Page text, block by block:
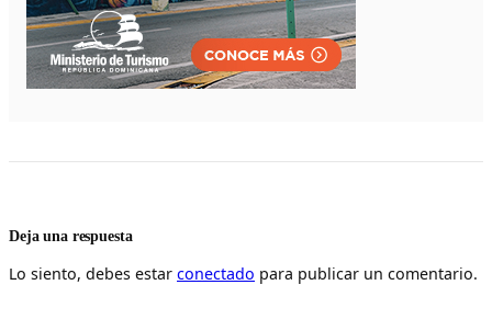
Deja una respuesta
Lo siento, debes estar conectado para publicar un comentario.